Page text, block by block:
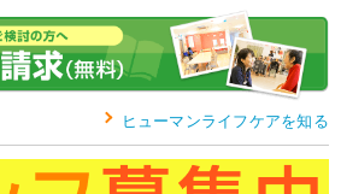
ヒューマンライフケアを知る